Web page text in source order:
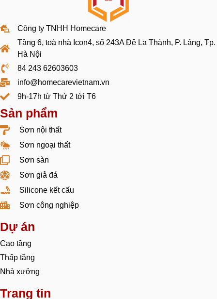
Công ty TNHH Homecare
Tầng 6, toà nhà Icon4, số 243A Đê La Thành, P. Láng, Tp.
Hà Nội
84 243 62603603
info@homecarevietnam.vn
9h-17h từ Thứ 2 tới T6
Sản phẩm
Sơn nội thất
Sơn ngoại thất
Sơn sàn
Sơn giả đá
Silicone kết cấu
Sơn công nghiệp
Dự án
Cao tầng
Thấp tầng
Nhà xưởng
Trang tin